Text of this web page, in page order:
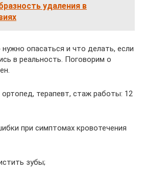
удаления в
опасаться и что делать, если
в реальность. Поговорим о
ортопед, терапевт, стаж работы: 12
при симптомах кровотечения
зубы;